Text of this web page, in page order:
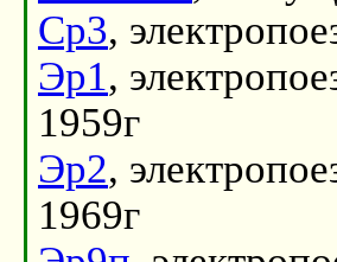
Ср3,
Эр1,
1959г
Эр2,
1969г